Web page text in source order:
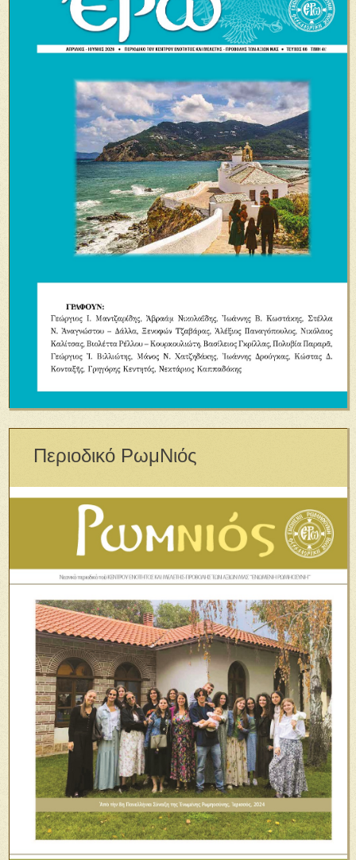
Περιοδικό ΡωμΝιός